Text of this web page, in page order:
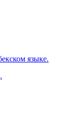
языке.